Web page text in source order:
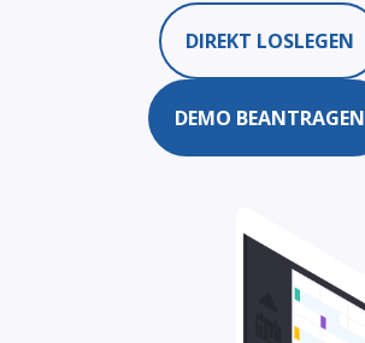
DIREKT LOSLEGEN
DEMO BEANTRAGEN